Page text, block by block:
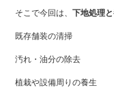
そこで今回は、下地処理
既存舗装の清掃
汚れ・油分の除去
植栽や設備周りの養生